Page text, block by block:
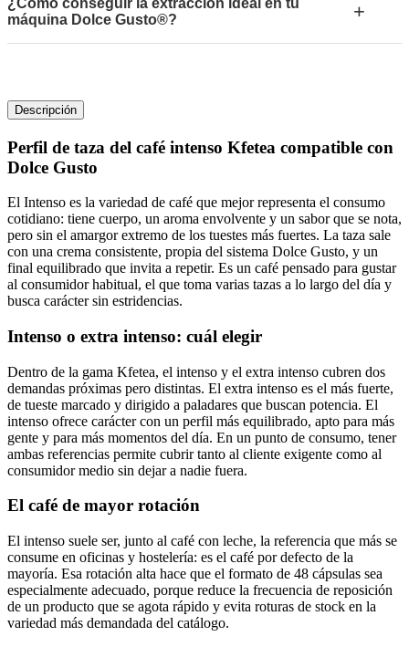
máquina Dolce Gusto®?
+
Descripción
Perfil de taza del café intenso Kfetea compatible con
Dolce Gusto
El Intenso es la variedad de café que mejor representa el consumo
cotidiano: tiene cuerpo, un aroma envolvente y un sabor que se nota,
pero sin el amargor extremo de los tuestes más fuertes. La taza sale
con una crema consistente, propia del sistema Dolce Gusto, y un
final equilibrado que invita a repetir. Es un café pensado para gustar
al consumidor habitual, el que toma varias tazas a lo largo del día y
busca carácter sin estridencias.
Intenso o extra intenso: cuál elegir
Dentro de la gama Kfetea, el intenso y el extra intenso cubren dos
demandas próximas pero distintas. El extra intenso es el más fuerte,
de tueste marcado y dirigido a paladares que buscan potencia. El
intenso ofrece carácter con un perfil más equilibrado, apto para más
gente y para más momentos del día. En un punto de consumo, tener
ambas referencias permite cubrir tanto al cliente exigente como al
consumidor medio sin dejar a nadie fuera.
El café de mayor rotación
El intenso suele ser, junto al café con leche, la referencia que más se
consume en oficinas y hostelería: es el café por defecto de la
mayoría. Esa rotación alta hace que el formato de 48 cápsulas sea
especialmente adecuado, porque reduce la frecuencia de reposición
de un producto que se agota rápido y evita roturas de stock en la
variedad más demandada del catálogo.